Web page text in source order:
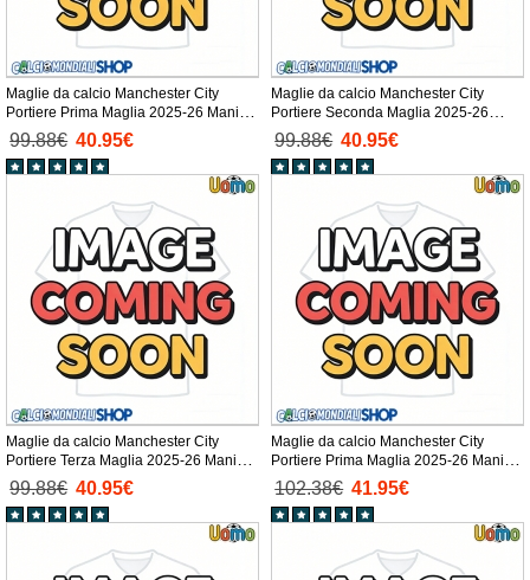
Maglie da calcio Manchester City
Portiere Prima Maglia 2025-26 Manica
Corta
99.88€ 40.95€
Maglie da calcio Manchester City
Portiere Seconda Maglia 2025-26
Manica Corta
99.88€ 40.95€
Maglie da calcio Manchester City
Portiere Terza Maglia 2025-26 Manica
Corta
99.88€ 40.95€
Maglie da calcio Manchester City
Portiere Prima Maglia 2025-26 Manica
Lunga
102.38€ 41.95€